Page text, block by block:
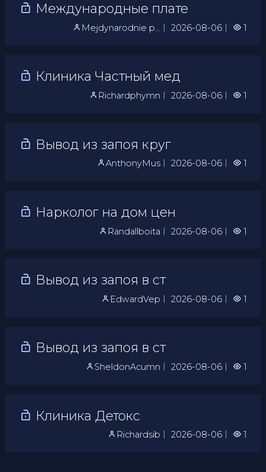
Международные плате
Mejdynarodnie p… ｜2026-08-06 1
Клиника Частный мед
Richardphymn ｜2026-08-06 1
Вывод из запоя круг
AnthonyMus ｜2026-08-06 1
Нарколог на дом цен
Randallboita ｜2026-08-06 1
Вывод из запоя в ст
EdwardVep ｜2026-08-06 1
Вывод из запоя в ст
SheldonAcumn ｜2026-08-06 1
Клиника Детокс
Richardsib ｜2026-08-06 1